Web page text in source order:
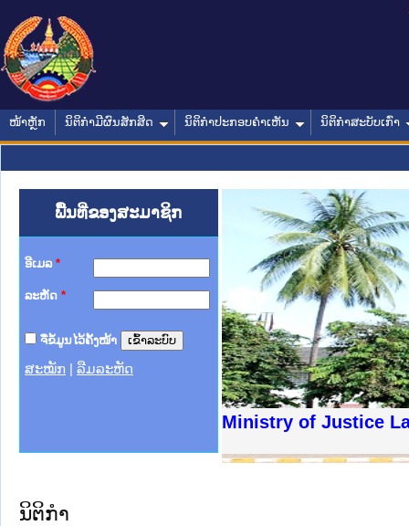
ໜ້າຫຼັກ ນິຕິກໍາມີຜົນສັກສິດ ນິຕິກໍາປະກອບຄໍາເຫັນ ນິຕິກໍາສະບັບເກົ່າ
ພື້ນທີ່ຂອງສະມາຊິກ
ອີເມລ *
ລະຫັດ *
ຈື່ຂໍ້ມູນໄວ້ຄັ້ງໜ້າ
ສະໝັກ ລືມລະຫັດ
Ministry of Justice
າຊົນ ພາກເໜືອ
ການ
ກາງ
ໃຕ້
ຕຳຫຼວດປະຊາຊົນ
ສັນຕິບານປະຊາຊົນ
ກເໜືອ
າຊົນ ພາກກາງ
ນິຕິກໍາ